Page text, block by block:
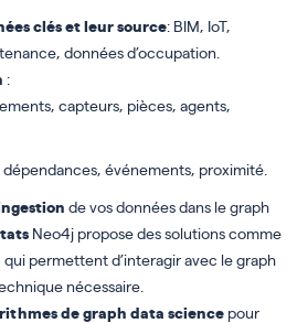
clés et leur source: BIM, IoT,
données d’occupation.
:
capteurs, pièces, agents,
dépendances, événements, proximité.
de vos données dans le graph
Neo4j propose des solutions comme
qui permettent d’interagir avec le graph
nécessaire.
de graph data science pour